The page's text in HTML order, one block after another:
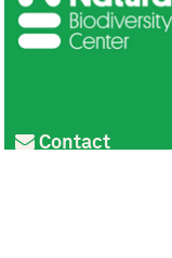
Contact